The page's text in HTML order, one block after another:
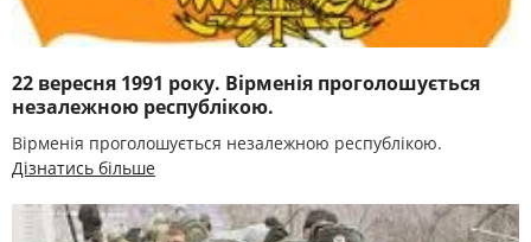
22 вересня 1991 року. Вірменія проголошується
незалежною республікою.
Вірменія проголошується незалежною республікою.
Дізнатись більше